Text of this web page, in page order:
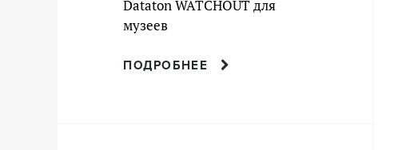
Dataton WATCHOUT для
музеев
ПОДРОБНЕЕ